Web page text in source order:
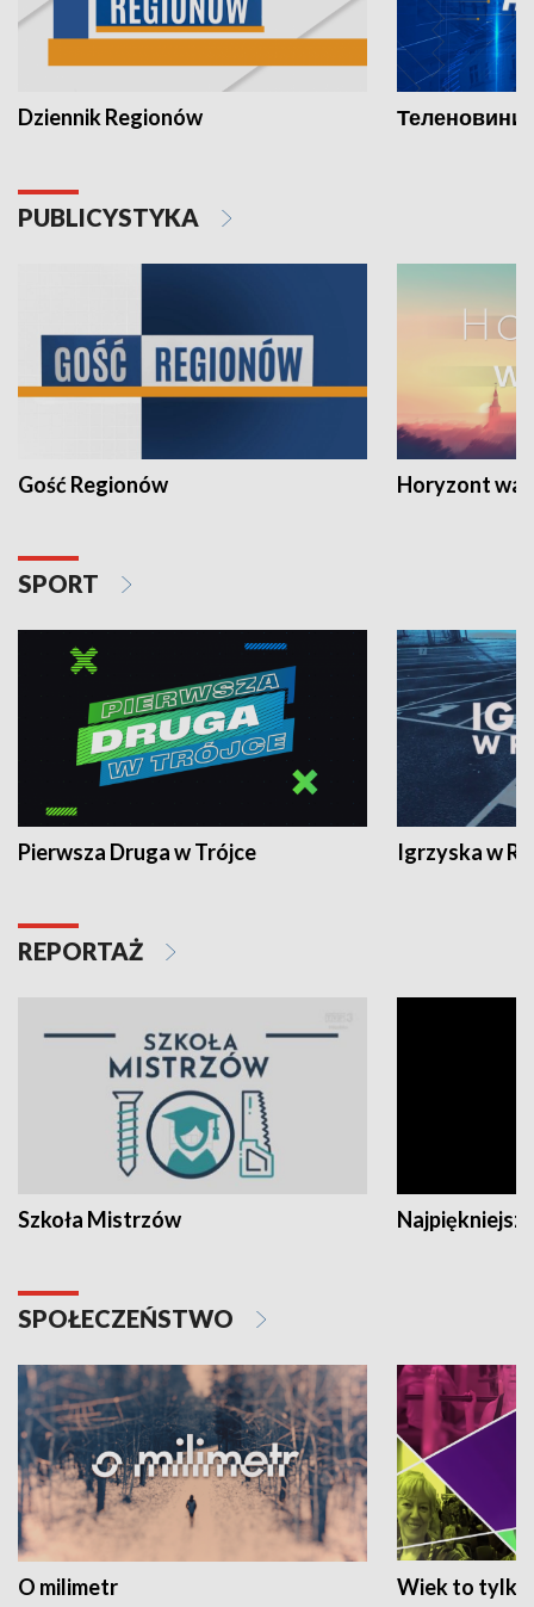
Dziennik Regionów Теленовини
PUBLICYSTYKA
Gość Regionów Horyzont
SPORT
Pierwsza Druga w Trójce Igrzyska w
REPORTAŻ
Szkoła Mistrzów
SPOŁECZEŃSTWO
O milimetr Wiek to tylko